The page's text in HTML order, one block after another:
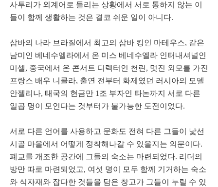
사투리가 외계어로 들리는 상황에서 서로 통하지 않는 이
들이 함께 생활하는 것은 결코 쉬운 일이 아니다.
삼바의 나라 브라질에서 최고의 삼바 킹인 마테우스, 같은
남미인 베네수엘라에서 온 미스 베네수엘라 인터내셔널인
미셀, 중국에서 온 콘서트 디렉터인 천린, 멋진 외모를 가진
프랑스 배우 니콜라, 출연 전부터 화제였던 러시아의 모델
안젤리나, 태국의 현금만 1조 부자인 타논까지 서로 다른
일곱 명이 모인다는 것부터가 불가능한 도전이었다.
서로 다른 언어를 사용하고 문화도 전혀 다른 그들이 낯선
시골 마을에서 어떻게 정착해나갈 수 있을지는 의문이다.
폐교를 개조한 공간에 그들의 숙소는 마련되었다. 리더의
방만 따로 마련되었고, 여섯 명이 모두 함께 기거하는 숙소
와 식자재와 잡다한 것들을 담은 창고가 그들이 누릴 수 있